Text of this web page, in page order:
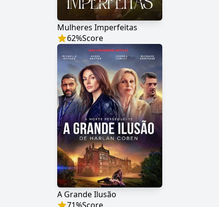
Mulheres Imperfeitas
62%Score
A Grande Ilusão